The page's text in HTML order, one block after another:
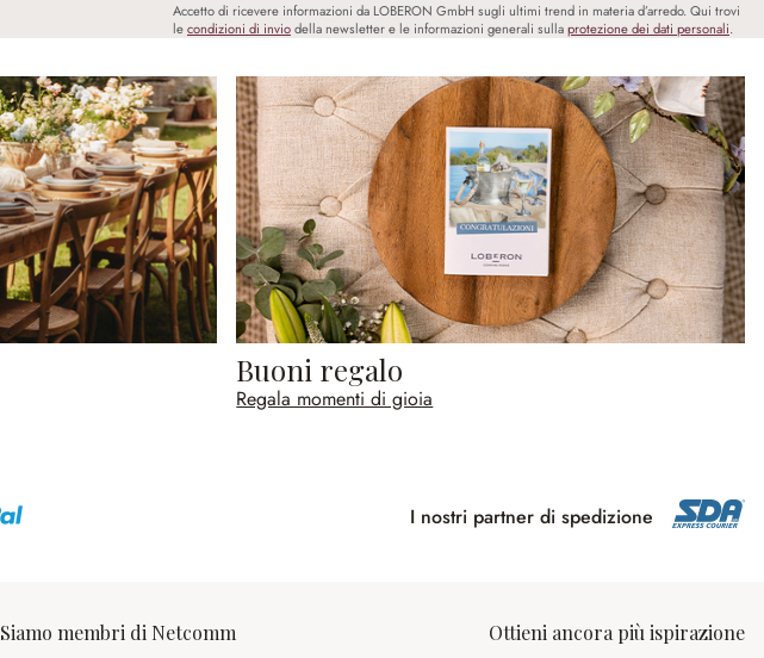
Accetto di ricevere informazioni da LOBERON GmbH sugli ultimi trend in materia d’arredo. Qui trovi
lecondizioni di inviodella newsletter e le informazioni generali sullaprotezione dei dati personali.
Buoni regalo
Regala momenti di gioia
I nostri partner di spedizione
Siamo membri di Netcomm Ottieni ancora più ispirazione